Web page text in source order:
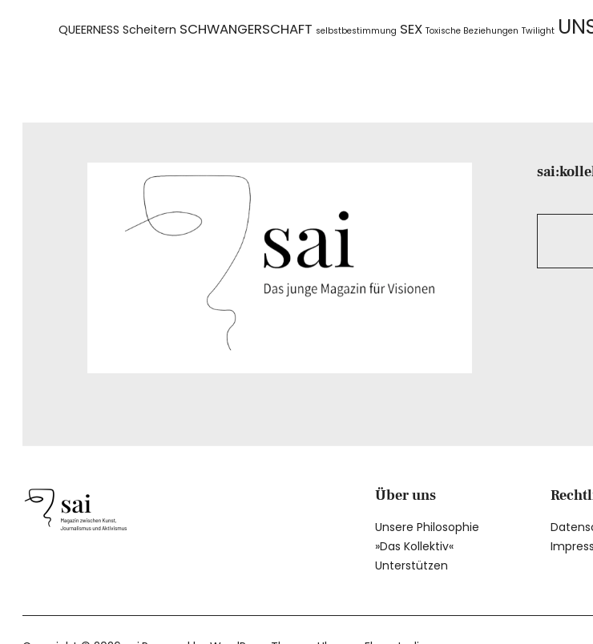
QUEERNESS Scheitern SCHWANGERSCHAFT selbstbestimmung SEX Toxische Beziehungen Twilight
Über uns
Unsere Philosophie
»Das Kollektiv«
Unterstützen